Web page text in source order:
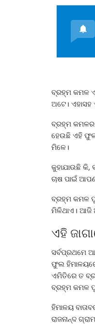
ବ୍ରହ୍ମ କମଳ
ଅଟେ।
ବ୍ରହ୍ମ କମଳର
ହେଉଛି ଏହି
ମିଳେ।
କୁହାଯାଉଛି
ଚାଷ ପାଇଁ
ବ୍ରହ୍ମ କମଳ
ମିଳିଥାଏ। ଆଜି
ଏହି
ସର୍ବପ୍ରଥମେ
ଫୁଲ
ଏମିତିରେ ତ
ବ୍ରହ୍ମ କମଳ
ହିମାଳୟ
ରାଜନାନ୍ଦ